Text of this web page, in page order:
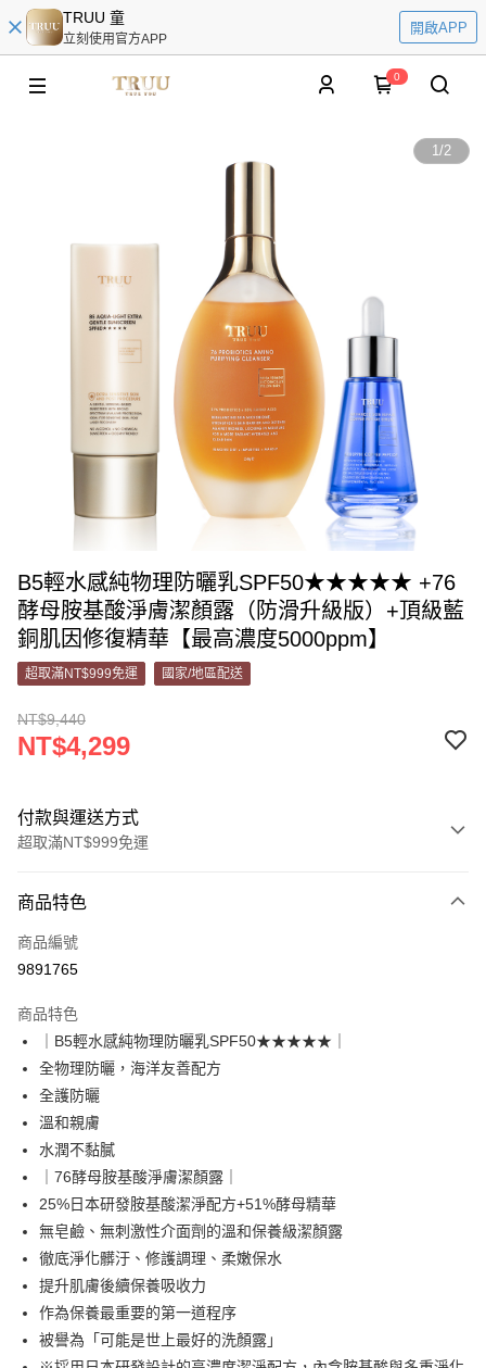
TRUU 童
立刻使用官方APP
開啟APP
0
1/2
B5輕水感純物理防曬乳SPF50★★★★★ +76
酵母胺基酸淨膚潔顏露（防滑升級版）+頂級藍
銅肌因修復精華【最高濃度5000ppm】
超取滿NT$999免運 國家/地區配送
NT$9,440
NT$4,299
付款與運送方式
超取滿NT$999免運
信用卡一次付款
超商取貨付款
Apple Pay
悠遊付
Google Pay
網路銀行/電子錢包
相關說明
支援用馬幣 (MYR) 付款，結帳時商品金額可能因匯率變動而有所調整。
大哥付你分期
相關說明
【大哥付你分期使用說明】
1.本服務由台灣大哥大提供，台灣大哥大用戶可立即使用無須另外申請。
2.付款方式選擇「大哥付你分期」，訂單成立後會自動跳轉到大哥付的交易
流程，驗證手機門號後，選擇欲分期的期數、繳款截止日，確認付款後即完
AFTEE先享後付
相關說明
【關於「AFTEE先享後付」】
AFTEE先享後付是「在收到商品之後才付款」的支付方式。 讓您購物簡單
ATM付款
商品特色
商品編號
9891765
商品特色
｜B5輕水感純物理防曬乳SPF50★★★★★｜
全物理防曬，海洋友善配方
全護防曬
溫和親膚
水潤不黏膩
｜76酵母胺基酸淨膚潔顏露｜
25%日本研發胺基酸潔淨配方+51%酵母精華
無皂鹼、無刺激性介面劑的溫和保養級潔顏露
徹底淨化髒汙、修護調理、柔嫩保水
提升肌膚後續保養吸收力
作為保養最重要的第一道程序
被譽為「可能是世上最好的洗顏露」